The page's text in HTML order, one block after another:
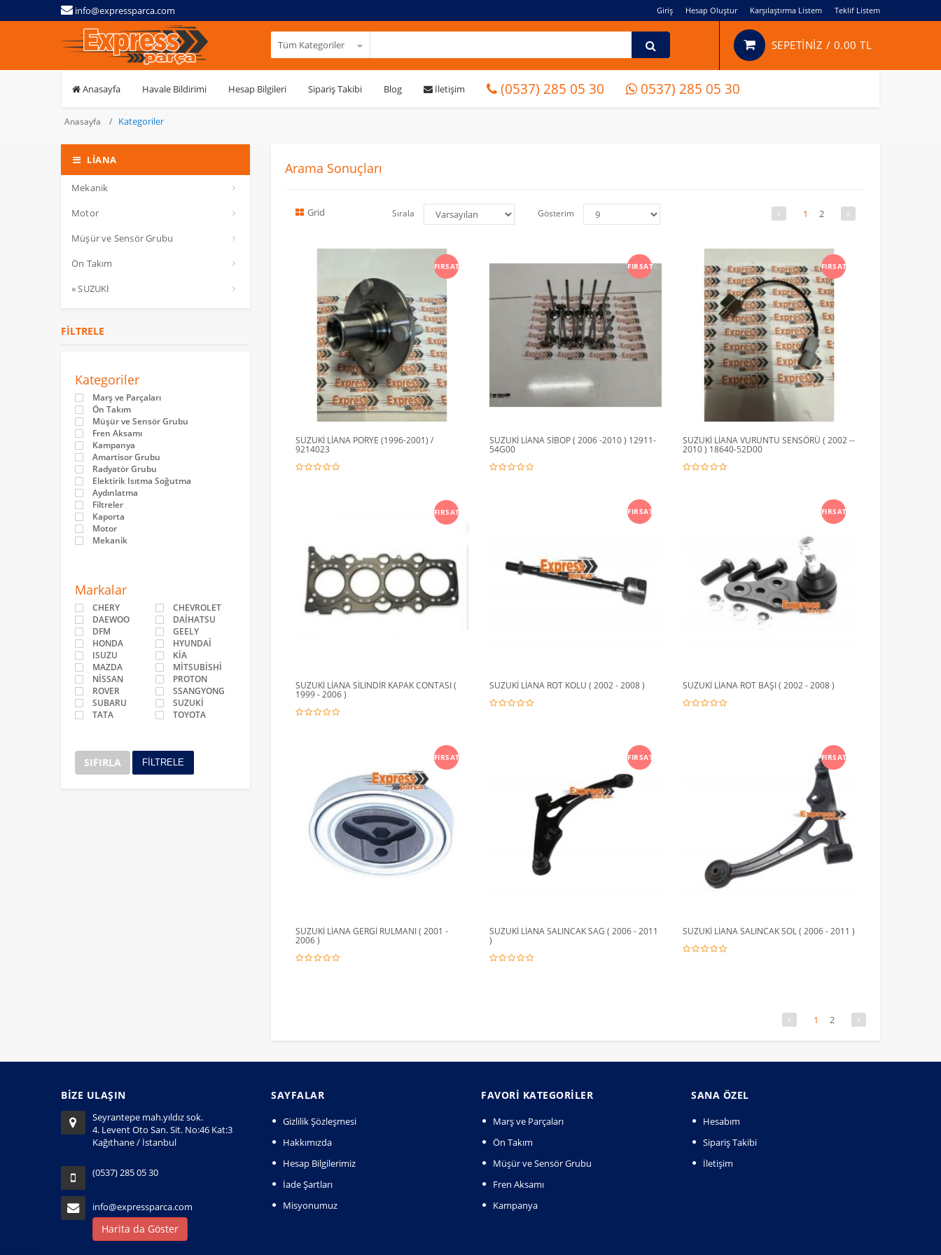
info@expressparca.com Giriş Hesap Oluştur Karşılaştırma Listem Teklif Listem
Tüm Kategoriler SEPETİNİZ / 0.00 TL
Anasayfa Havale Bildirimi Hesap Bilgileri Sipariş Takibi Blog İletişim (0537) 285 05 30 0537) 285 05 30
Anasayfa Kategoriler
LIANA
Mekanik
Motor
Müşür ve Sensör Grubu
Ön Takım
« SUZUKİ
FILTRELE
Kategoriler
Marş ve Parçaları
Ön Takım
Müşür ve Sensör Grubu
Fren Aksamı
Kampanya
Amartisor Grubu
Radyatör Grubu
Elektirik Isıtma Soğutma
Aydınlatma
Filtreler
Kaporta
Motor
Mekanik
Markalar
CHERY
CHEVROLET
DAEWOO
DAİHATSU
DFM
GEELY
HONDA
HYUNDAİ
ISUZU
KİA
MAZDA
MİTSUBİSHİ
NİSSAN
PROTON
ROVER
SSANGYONG
SUBARU
SUZUKİ
TATA
TOYOTA
SIFIRLA FİLTRELE
Arama Sonuçları
Grid Sırala Gösterim 1 2
FIRSAT
SUZUKİ LİANA PORYE (1996-2001) /
9214023
FIRSAT
SUZUKİ LİANA SİBOP ( 2006 -2010 ) 12911-
54G00
FIRSAT
SUZUKİ LİANA VURUNTU SENSÖRÜ ( 2002 --
2010 ) 18640-52D00
FIRSAT
SUZUKİ LİANA SİLİNDİR KAPAK CONTASI (
1999 - 2006 )
FIRSAT
SUZUKİ LİANA ROT KOLU ( 2002 - 2008 )
FIRSAT
SUZUKİ LİANA ROT BAŞI ( 2002 - 2008 )
FIRSAT
SUZUKİ LİANA GERGİ RULMANI ( 2001 -
2006 )
FIRSAT
SUZUKİ LİANA SALINCAK SAG ( 2006 - 2011
)
FIRSAT
SUZUKİ LİANA SALINCAK SOL ( 2006 - 2011 )
1 2
BİZE ULAŞIN
Seyrantepe mah.yıldız sok.
4. Levent Oto San. Sit. No:46 Kat:3
Kağıthane / İstanbul
(0537) 285 05 30
info@expressparca.com
Harita da Göster
SAYFALAR
Gizlilik Şözleşmesi
Hakkımızda
Hesap Bilgilerimiz
İade Şartları
Misyonumuz
FAVORI KATEGORILER
Marş ve Parçaları
Ön Takım
Müşür ve Sensör Grubu
Fren Aksamı
Kampanya
SANA ÖZEL
Hesabım
Sipariş Takibi
İletişim